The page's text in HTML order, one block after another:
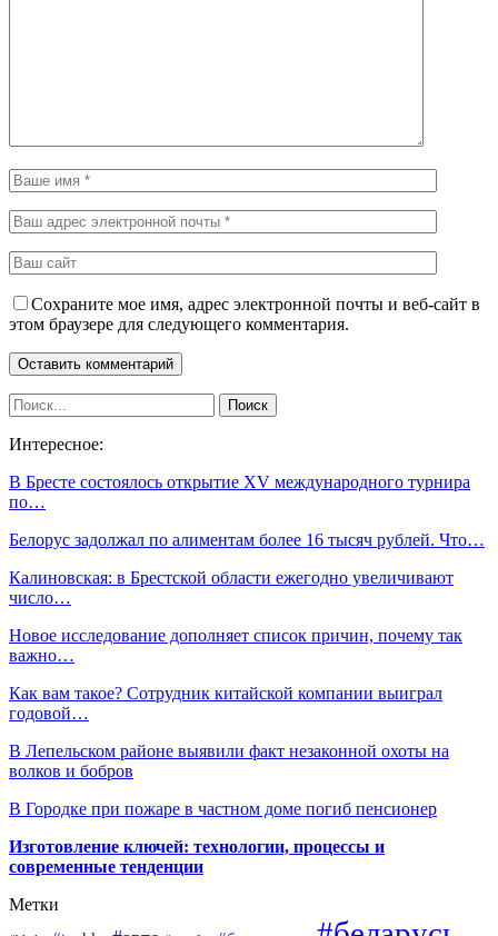
Сохраните мое имя, адрес электронной почты и веб-сайт в
этом браузере для следующего комментария.
Интересное:
В Бресте состоялось открытие XV международного турнира
по…
Белорус задолжал по алиментам более 16 тысяч рублей. Что…
Калиновская: в Брестской области ежегодно увеличивают
число…
Новое исследование дополняет список причин, почему так
важно…
Как вам такое? Сотрудник китайской компании выиграл
годовой…
В Лепельском районе выявили факт незаконной охоты на
волков и бобров
В Городке при пожаре в частном доме погиб пенсионер
Изготовление ключей: технологии, процессы и
современные тенденции
Метки